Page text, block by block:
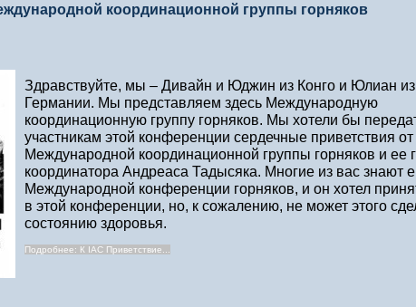
координационной группы горняков
Здравствуйте, мы – Дивайн и Юджин из Конго и Юлиан из
Германии. Мы представляем здесь Международную
координационную группу горняков. Мы хотели бы
участникам этой конференции сердечные приветствия от
Международной координационной группы горняков и ее
координатора Андреаса Тадысяка. Многие из вас знают
Международной конференции горняков, и он хотел
в этой конференции, но, к сожалению, не может этого
состоянию здоровья.
Подробнее: К IAC Приветствие...